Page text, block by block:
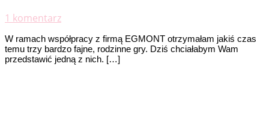
1 komentarz
W ramach współpracy z firmą EGMONT otrzymałam jakiś czas
temu trzy bardzo fajne, rodzinne gry. Dziś chciałabym Wam
przedstawić jedną z nich. […]